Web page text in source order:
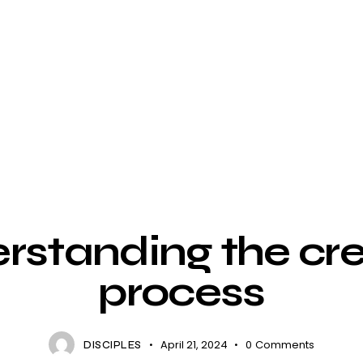
the
process
DISCIPLES April 21, 2024 0 Comments